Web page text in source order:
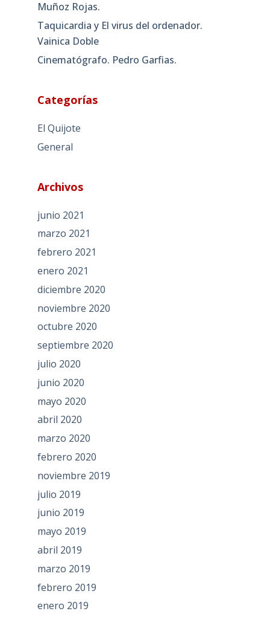
Muñoz Rojas.
Taquicardia y El virus del ordenador.
Vainica Doble
Cinematógrafo. Pedro Garfias.
Categorías
El Quijote
General
Archivos
junio 2021
marzo 2021
febrero 2021
enero 2021
diciembre 2020
noviembre 2020
octubre 2020
septiembre 2020
julio 2020
junio 2020
mayo 2020
abril 2020
marzo 2020
febrero 2020
noviembre 2019
julio 2019
junio 2019
mayo 2019
abril 2019
marzo 2019
febrero 2019
enero 2019